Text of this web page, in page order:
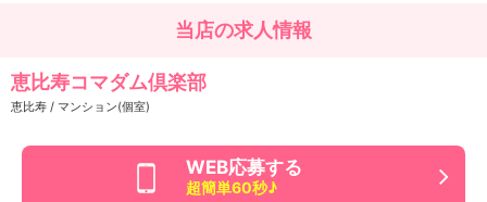
当店の求人情報
恵比寿コマダム倶楽部
恵比寿 / マンション(個室)
WEB応募する
超簡単60秒♪